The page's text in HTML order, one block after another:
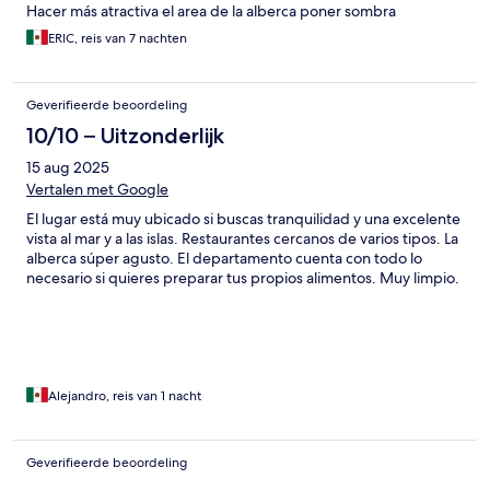
Hacer más atractiva el area de la alberca poner sombra
ERIC, reis van 7 nachten
Geverifieerde beoordeling
10/10 – Uitzonderlijk
15 aug 2025
Vertalen met Google
El lugar está muy ubicado si buscas tranquilidad y una excelente
vista al mar y a las islas. Restaurantes cercanos de varios tipos. La
alberca súper agusto. El departamento cuenta con todo lo
necesario si quieres preparar tus propios alimentos. Muy limpio.
Alejandro, reis van 1 nacht
Geverifieerde beoordeling